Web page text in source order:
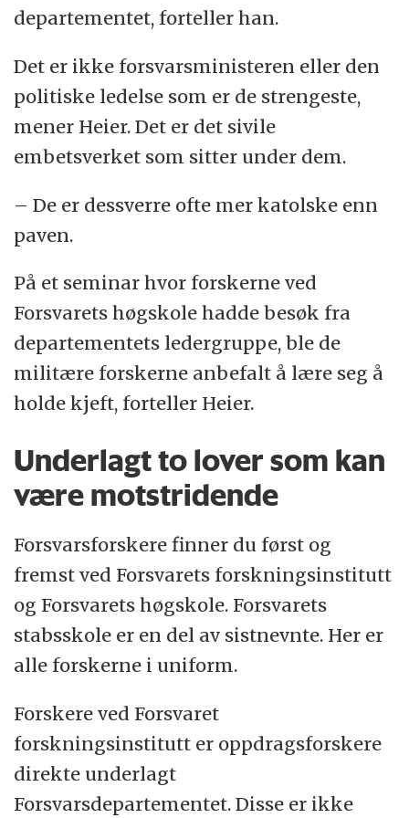
departementet, forteller han.
Det er ikke forsvarsministeren eller den
politiske ledelse som er de strengeste,
mener Heier. Det er det sivile
embetsverket som sitter under dem.
– De er dessverre ofte mer katolske enn
paven.
På et seminar hvor forskerne ved
Forsvarets høgskole hadde besøk fra
departementets ledergruppe, ble de
militære forskerne anbefalt å lære seg å
holde kjeft, forteller Heier.
Underlagt to lover som kan
være motstridende
Forsvarsforskere finner du først og
fremst ved Forsvarets forskningsinstitutt
og Forsvarets høgskole. Forsvarets
stabsskole er en del av sistnevnte. Her er
alle forskerne i uniform.
Forskere ved Forsvaret
forskningsinstitutt er oppdragsforskere
direkte underlagt
Forsvarsdepartementet. Disse er ikke